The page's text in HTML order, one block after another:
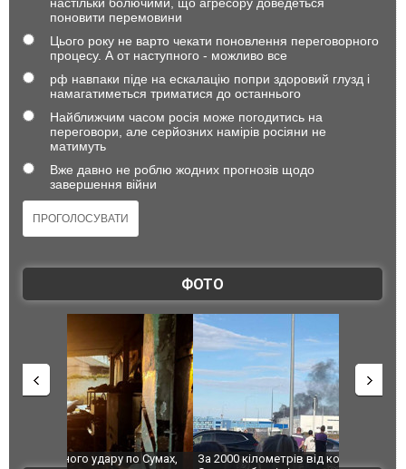
поновити перемовини
Цього року не варто чекати поновлення переговорного
процесу. А от наступного - можливо все
рф навпаки піде на ескалацію попри здоровий глузд і
намагатиметься триматися до останнього
Найближчим часом росія може погодитись на
переговори, але серйозних намірів росіяни не
матимуть
Вже давно не роблю жодних прогнозів щодо
завершення війни
ФОТО
За 2000 кілометрів від кордону з Україною: в
"Мої